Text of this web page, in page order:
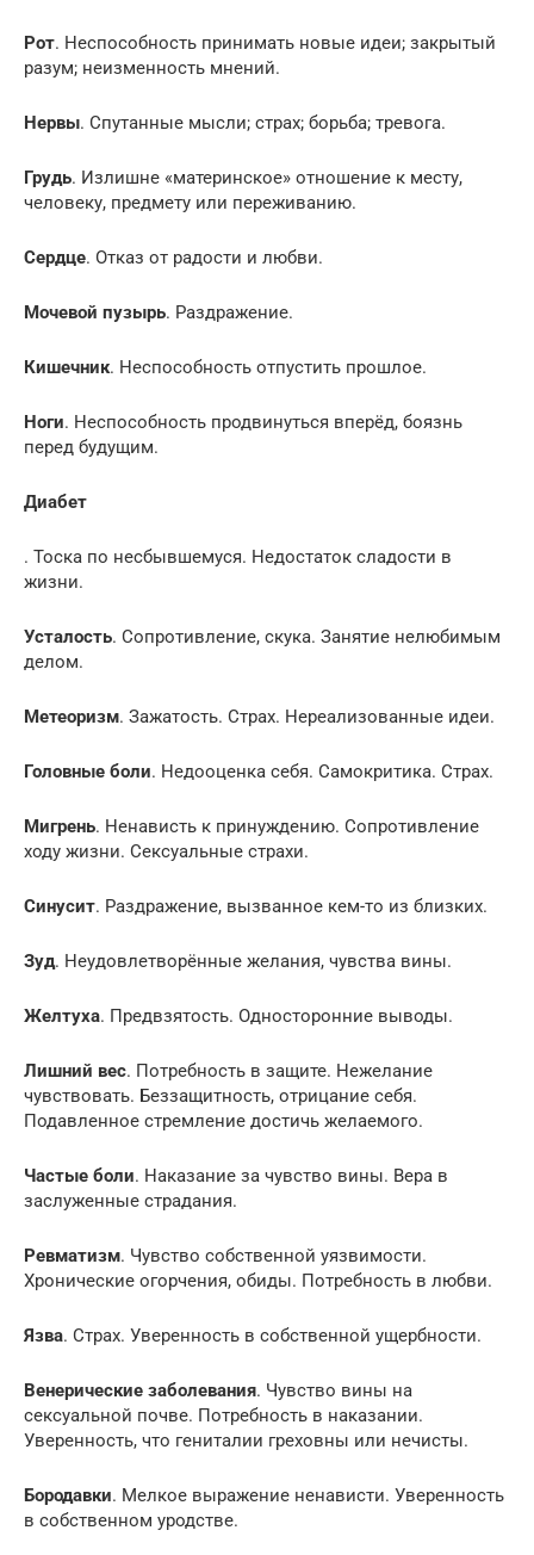
Рот. Неспособность принимать новые идеи; закрытый
разум; неизменность мнений.
Нервы. Спутанные мысли; страх; борьба; тревога.
Грудь. Излишне «материнское» отношение к месту,
человеку, предмету или переживанию.
Сердце. Отказ от радости и любви.
Мочевой пузырь. Раздражение.
Кишечник. Неспособность отпустить прошлое.
Ноги. Неспособность продвинуться вперёд, боязнь
перед будущим.
Диабет
. Тоска по несбывшемуся. Недостаток сладости в
жизни.
Усталость. Сопротивление, скука. Занятие нелюбимым
делом.
Метеоризм. Зажатость. Страх. Нереализованные идеи.
Головные боли. Недооценка себя. Самокритика. Страх.
Мигрень. Ненависть к принуждению. Сопротивление
ходу жизни. Сексуальные страхи.
Синусит. Раздражение, вызванное кем-то из близких.
Зуд. Неудовлетворённые желания, чувства вины.
Желтуха. Предвзятость. Односторонние выводы.
Лишний вес. Потребность в защите. Нежелание
чувствовать. Беззащитность, отрицание себя.
Подавленное стремление достичь желаемого.
Частые боли. Наказание за чувство вины. Вера в
заслуженные страдания.
Ревматизм. Чувство собственной уязвимости.
Хронические огорчения, обиды. Потребность в любви.
Язва. Страх. Уверенность в собственной ущербности.
Венерические заболевания. Чувство вины на
сексуальной почве. Потребность в наказании.
Уверенность, что гениталии греховны или нечисты.
Бородавки. Мелкое выражение ненависти. Уверенность
в собственном уродстве.